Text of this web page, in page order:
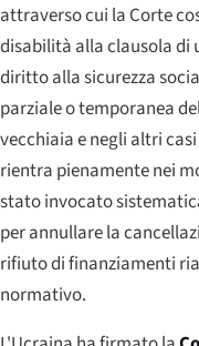
attraverso cui la Corte
disabilità alla clausola di
diritto alla sicurezza
parziale o temporanea
vecchiaia e negli altri
rientra pienamente nei
stato invocato
per annullare la
rifiuto di finanziamenti
normativo.